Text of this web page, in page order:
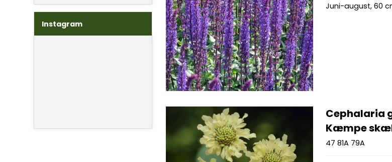
Instagram
Juni-august, 60
Cephalaria
Kæmpe
47 81A 79A